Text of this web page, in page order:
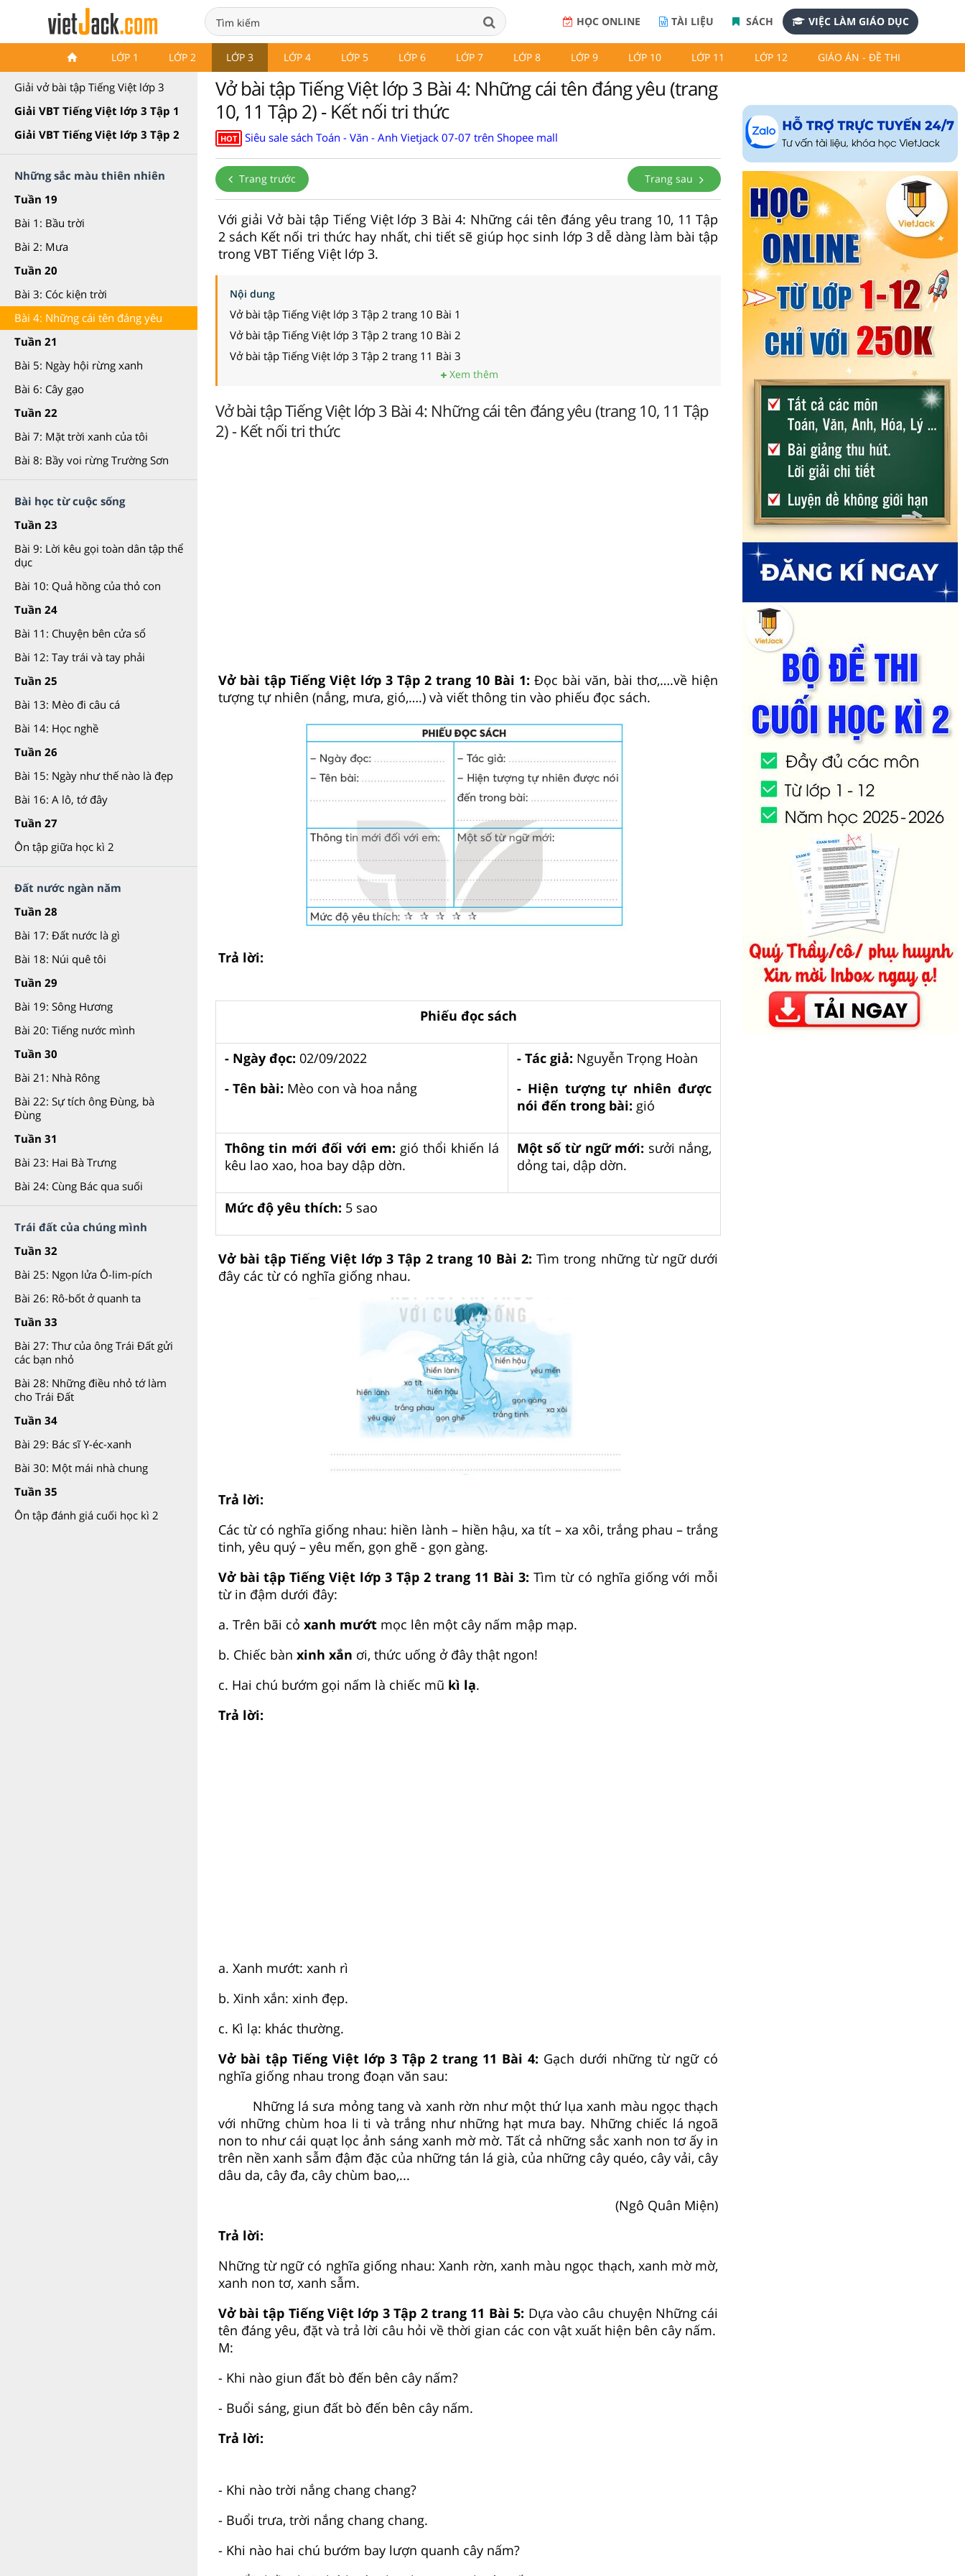
HỌC ONLINE TÀI LIỆU SÁCH VIỆC LÀM GIÁO DỤC
LỚP 1 LỚP 2 LỚP 3 LỚP 4 LỚP 5 LỚP 6 LỚP 7 LỚP 8 LỚP 9 LỚP 10 LỚP 11 LỚP 12 GIÁO ÁN - ĐỀ THI
Vở bài tập Tiếng Việt lớp 3 Kết
nối tri thức
Giải vở bài tập Tiếng Việt lớp 3
Giải VBT Tiếng Việt lớp 3 Tập 1
Giải VBT Tiếng Việt lớp 3 Tập 2
Những sắc màu thiên nhiên
Tuần 19
Bài 1: Bầu trời
Bài 2: Mưa
Tuần 20
Bài 3: Cóc kiện trời
Bài 4: Những cái tên đáng yêu
Tuần 21
Bài 5: Ngày hội rừng xanh
Bài 6: Cây gạo
Tuần 22
Bài 7: Mặt trời xanh của tôi
Bài 8: Bầy voi rừng Trường Sơn
Bài học từ cuộc sống
Tuần 23
Bài 9: Lời kêu gọi toàn dân tập thể
dục
Bài 10: Quả hồng của thỏ con
Tuần 24
Bài 11: Chuyện bên cửa sổ
Bài 12: Tay trái và tay phải
Tuần 25
Bài 13: Mèo đi câu cá
Bài 14: Học nghề
Tuần 26
Bài 15: Ngày như thế nào là đẹp
Bài 16: A lô, tớ đây
Tuần 27
Ôn tập giữa học kì 2
Đất nước ngàn năm
Tuần 28
Bài 17: Đất nước là gì
Bài 18: Núi quê tôi
Tuần 29
Bài 19: Sông Hương
Bài 20: Tiếng nước mình
Tuần 30
Bài 21: Nhà Rông
Bài 22: Sự tích ông Đùng, bà
Đùng
Tuần 31
Bài 23: Hai Bà Trưng
Bài 24: Cùng Bác qua suối
Trái đất của chúng mình
Tuần 32
Bài 25: Ngọn lửa Ô-lim-pích
Bài 26: Rô-bốt ở quanh ta
Tuần 33
Bài 27: Thư của ông Trái Đất gửi
các bạn nhỏ
Bài 28: Những điều nhỏ tớ làm
cho Trái Đất
Tuần 34
Bài 29: Bác sĩ Y-éc-xanh
Bài 30: Một mái nhà chung
Tuần 35
Ôn tập đánh giá cuối học kì 2
Vở bài tập Tiếng Việt lớp 3 Bài 4: Những cái tên đáng yêu (trang
10, 11 Tập 2) - Kết nối tri thức
HOT Siêu sale sách Toán - Văn - Anh Vietjack 07-07 trên Shopee mall
Trang trước Trang sau
Với giải Vở bài tập Tiếng Việt lớp 3 Bài 4: Những cái tên đáng yêu trang 10, 11 Tập
2 sách Kết nối tri thức hay nhất, chi tiết sẽ giúp học sinh lớp 3 dễ dàng làm bài tập
trong VBT Tiếng Việt lớp 3.
Nội dung
Vở bài tập Tiếng Việt lớp 3 Tập 2 trang 10 Bài 1
Vở bài tập Tiếng Việt lớp 3 Tập 2 trang 10 Bài 2
Vở bài tập Tiếng Việt lớp 3 Tập 2 trang 11 Bài 3
Xem thêm
Vở bài tập Tiếng Việt lớp 3 Bài 4: Những cái tên đáng yêu (trang 10, 11 Tập
2) - Kết nối tri thức
Vở bài tập Tiếng Việt lớp 3 Tập 2 trang 10 Bài 1:Đọc bài văn, bài thơ,….về hiện
tượng tự nhiên (nắng, mưa, gió,….) và viết thông tin vào phiếu đọc sách.
Trả lời:
Phiếu đọc sách
- Ngày đọc: 02/09/2022
- Tên bài: Mèo con và hoa nắng
- Tác giả: Nguyễn Trọng Hoàn
- Hiện tượng tự nhiên được
nói đến trong bài: gió
Thông tin mới đối với em: gió thổi khiến lá
kêu lao xao, hoa bay dập dờn.
Một số từ ngữ mới: sưởi nắng,
dỏng tai, dập dờn.
Mức độ yêu thích: 5 sao
Vở bài tập Tiếng Việt lớp 3 Tập 2 trang 10 Bài 2:Tìm trong những từ ngữ dưới
đây các từ có nghĩa giống nhau.
Trả lời:
Các từ có nghĩa giống nhau: hiền lành – hiền hậu, xa tít – xa xôi, trắng phau – trắng
tinh, yêu quý – yêu mến, gọn ghẽ - gọn gàng.
Vở bài tập Tiếng Việt lớp 3 Tập 2 trang 11 Bài 3: Tìm từ có nghĩa giống với mỗi
từ in đậm dưới đây:
a. Trên bãi cỏ xanh mướtmọc lên một cây nấm mập mạp.
b. Chiếc bàn xinh xắn ơi, thức uống ở đây thật ngon!
c. Hai chú bướm gọi nấm là chiếc mũ kì lạ.
Trả lời:
a. Xanh mướt: xanh rì
b. Xinh xắn: xinh đẹp.
c. Kì lạ: khác thường.
Vở bài tập Tiếng Việt lớp 3 Tập 2 trang 11 Bài 4: Gạch dưới những từ ngữ có
nghĩa giống nhau trong đoạn văn sau:
Những lá sưa mỏng tang và xanh rờn như một thứ lụa xanh màu ngọc thạch
với những chùm hoa li ti và trắng như những hạt mưa bay. Những chiếc lá ngoã
non to như cái quạt lọc ảnh sáng xanh mờ mờ. Tất cả những sắc xanh non tơ ấy in
trên nền xanh sẫm đậm đặc của những tán lá già, của những cây quéo, cây vải, cây
dâu da, cây đa, cây chùm bao,...
(Ngô Quân Miện)
Trả lời:
Những từ ngữ có nghĩa giống nhau: Xanh rờn, xanh màu ngọc thạch, xanh mờ mờ,
xanh non tơ, xanh sẫm.
Vở bài tập Tiếng Việt lớp 3 Tập 2 trang 11 Bài 5: Dựa vào câu chuyện Những cái
tên đáng yêu, đặt và trả lời câu hỏi về thời gian các con vật xuất hiện bên cây nấm.
M:
- Khi nào giun đất bò đến bên cây nấm?
- Buổi sáng, giun đất bò đến bên cây nấm.
Trả lời:
- Khi nào trời nắng chang chang?
- Buổi trưa, trời nắng chang chang.
- Khi nào hai chú bướm bay lượn quanh cây nấm?